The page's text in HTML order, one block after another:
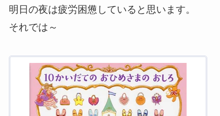
明日の夜は疲労困憊していると思います。
それでは～